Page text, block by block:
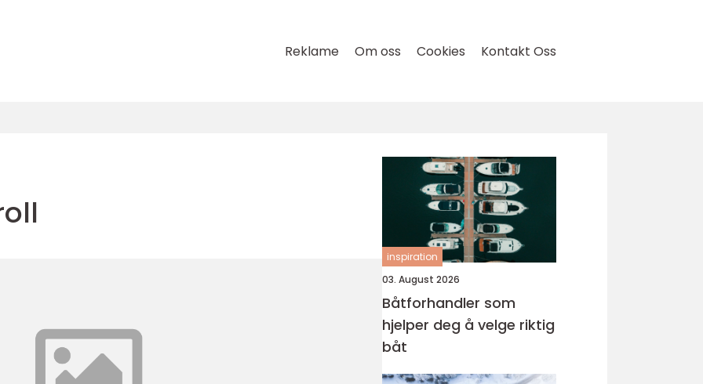
Reklame Om oss Cookies Kontakt Oss
inspiration
03. August 2026
Båtforhandler som
hjelper deg å velge riktig
båt